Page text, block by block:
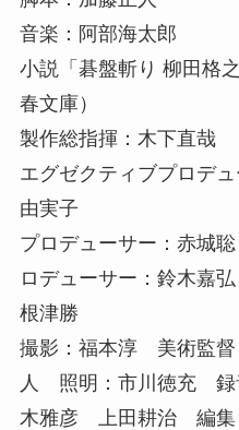
音楽：阿部海太郎
小説「碁盤斬り 柳田格
春文庫）
製作総指揮：木下直哉
エグゼクティブプロデ
由実子
プロデューサー：赤城
ロデューサー：鈴木嘉
根津勝
撮影：福本淳 美術監
人 照明：市川徳充 録
木雅彦 上田耕治 編集